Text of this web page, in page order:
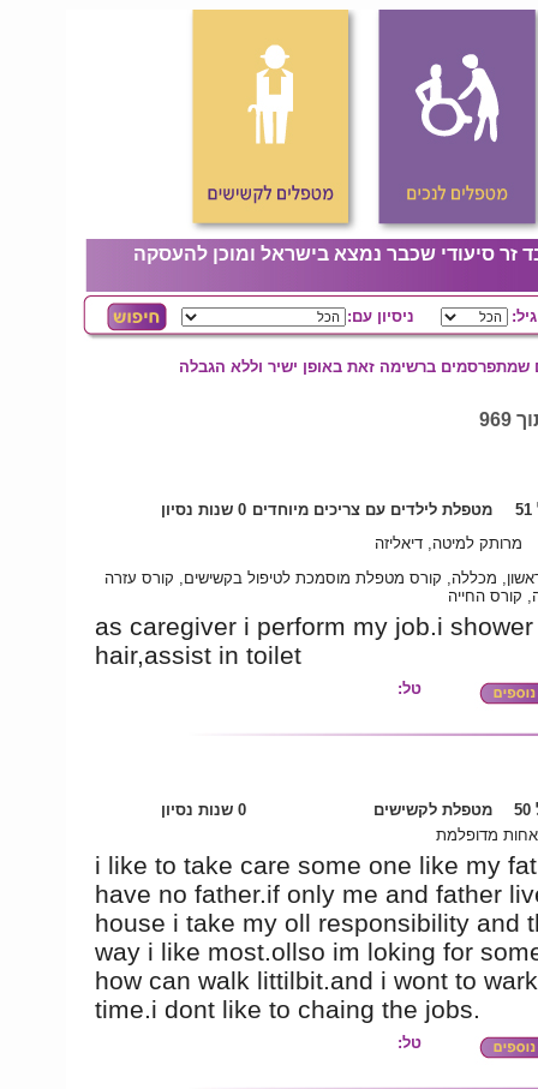
זר סיעודי שכבר נמצא בישראל ומוכן להעסקה
גיל: ניסיון עם:
שמתפרסמים ברשימה זאת באופן ישיר וללא הגבלה
מטפלת לילדים עם צריכים מיוחדים 0 שנות נסיון
מרותק למיטה, דיאליזה
מכללה, קורס מטפלת מוסמכת לטיפול בקשישים, קורס עזרה
קורס החייה
as caregiver i perform my job.i shower
hair,assist in toilet
טל:
מטפלת לקשישים
0 שנות נסיון
אחות מדופלמת
i like to take care some one like my
have no father.if only me and father
house i take my oll responsibility and
way i like most.ollso im loking for
how can walk littilbit.and i wont to
time.i dont like to chaing the jobs.
טל: